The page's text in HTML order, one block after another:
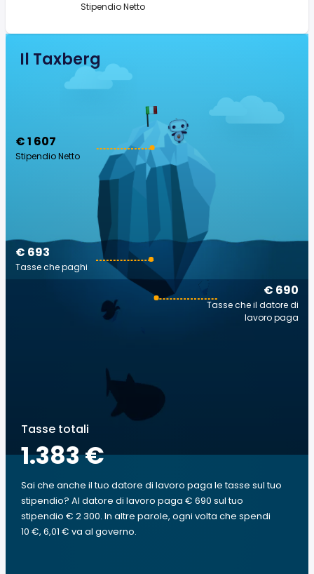
Stipendio Netto
Il Taxberg
€ 1 607
Stipendio Netto
€ 690
Tasse che il datore di
lavoro paga
€ 693
Tasse che paghi
Tasse totali
1.383 €
Sai che anche il tuo datore di lavoro paga le tasse sul tuo
stipendio? Al datore di lavoro paga € 690 sul tuo
stipendio € 2 300. In altre parole, ogni volta che spendi
10 €, 6,01 € va al governo.